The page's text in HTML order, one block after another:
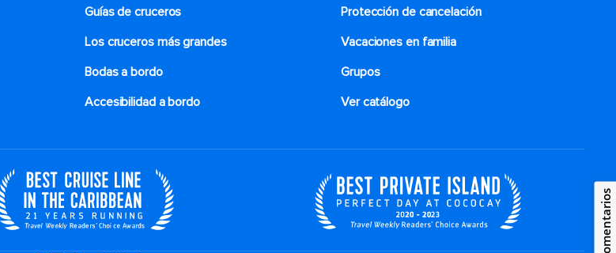
Guías de cruceros
Protección de cancelación
Los cruceros más grandes
Vacaciones en familia
Bodas a bordo
Grupos
Accesibilidad a bordo
Ver catálogo
Comentarios